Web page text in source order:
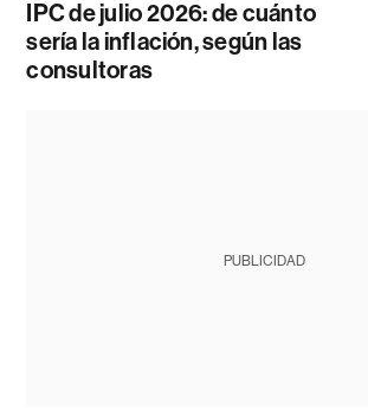
IPC de julio 2026: de cuánto
sería la inflación, según las
consultoras
PUBLICIDAD